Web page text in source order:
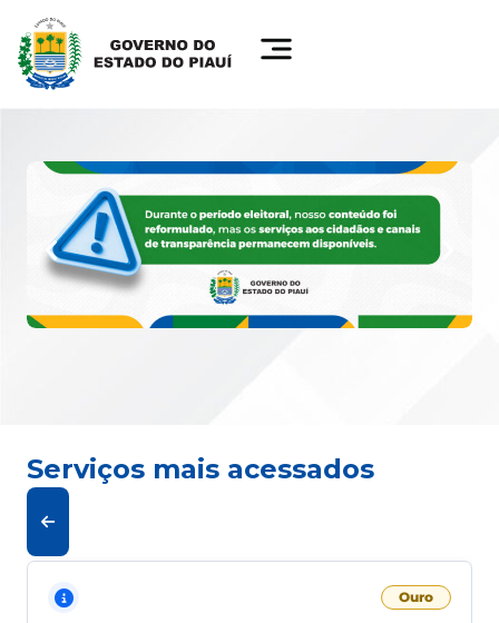
Serviços mais acessados
Ouro